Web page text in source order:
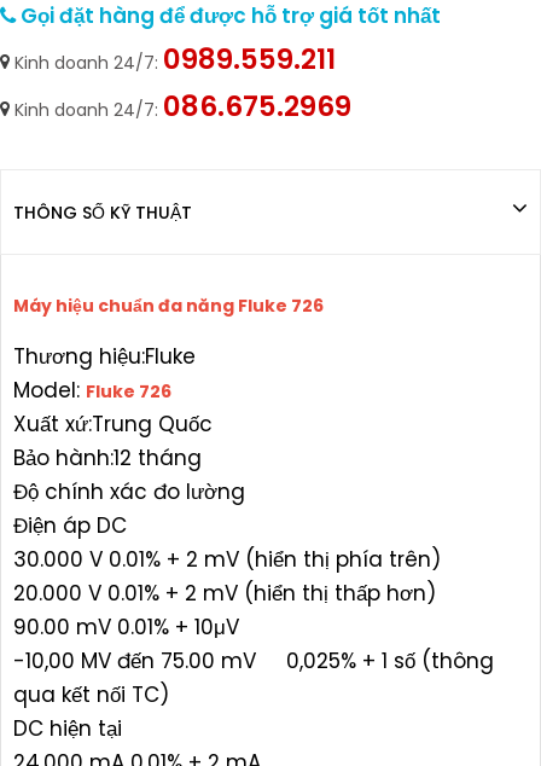
Gọi đặt hàng để được hỗ trợ giá tốt nhất
Kinh doanh 24/7: 0989.559.211
Kinh doanh 24/7: 086.675.2969
THÔNG SỐ KỸ THUẬT
Máy hiệu chuẩn đa năng Fluke 726
Thương hiệu:Fluke
Model: Fluke 726
Xuất xứ:Trung Quốc
Bảo hành:12 tháng
Độ chính xác đo lường
Điện áp DC
30.000 V 0.01% + 2 mV (hiển thị phía trên)
20.000 V 0.01% + 2 mV (hiển thị thấp hơn)
90.00 mV 0.01% + 10μV
-10,00 MV đến 75.00 mV 0,025% + 1 số (thông
qua kết nối TC)
DC hiện tại